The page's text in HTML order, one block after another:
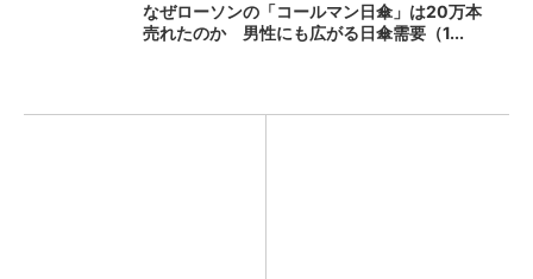
なぜローソンの「コールマン日傘」は20万本
売れたのか 男性にも広がる日傘需要（1...